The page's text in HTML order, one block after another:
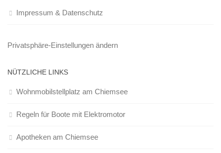
Impressum & Datenschutz
Privatsphäre-Einstellungen ändern
NÜTZLICHE LINKS
Wohnmobilstellplatz am Chiemsee
Regeln für Boote mit Elektromotor
Apotheken am Chiemsee